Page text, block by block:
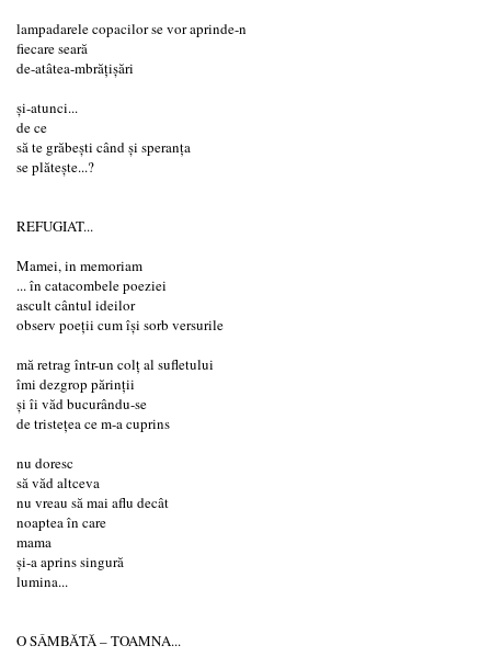
lampadarele copacilor se vor aprinde-n
fiecare seară
de-atâtea-mbrăţişări
și-atunci...
de ce
să te grăbeşti când şi speranţa
se plăteşte...?
REFUGIAT...
Mamei, in memoriam
... în catacombele poeziei
ascult cântul ideilor
observ poeţii cum îşi sorb versurile
mă retrag într-un colţ al sufletului
îmi dezgrop părinţii
şi îi văd bucurându-se
de tristeţea ce m-a cuprins
nu doresc
să văd altceva
nu vreau să mai aflu decât
noaptea în care
mama
şi-a aprins singură
lumina...
O SÂMBĂTĂ – TOAMNA...